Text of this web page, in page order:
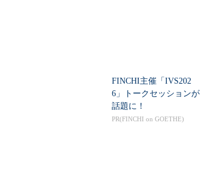
FINCHI主催「IVS202
6」トークセッションが
話題に！
PR(FINCHI on GOETHE)